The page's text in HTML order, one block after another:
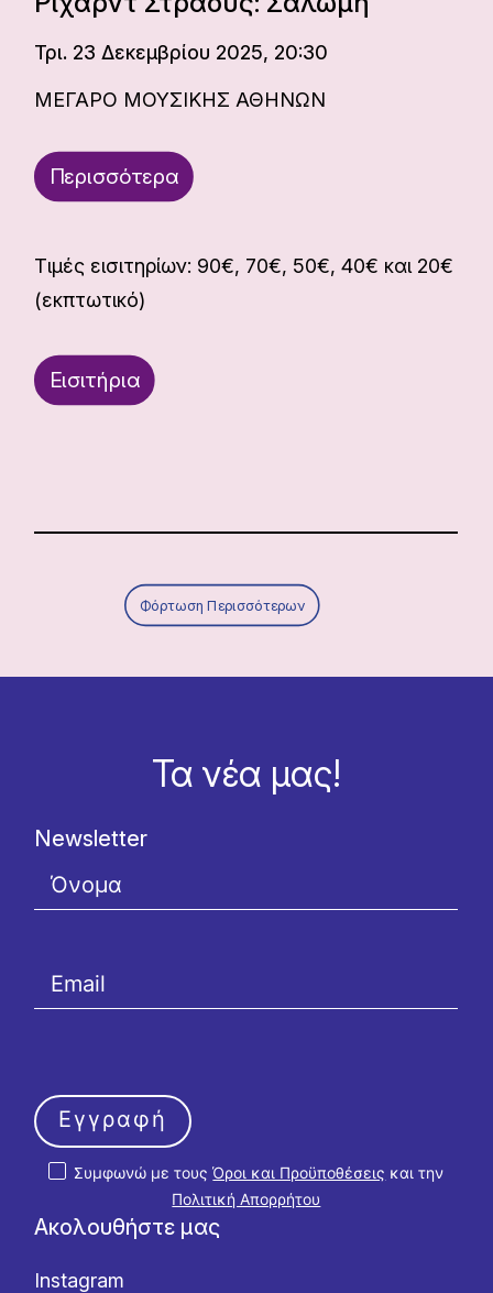
Τρι. 23 Δεκεμβρίου 2025, 20:30
ΜΕΓΑΡΟ ΜΟΥΣΙΚΗΣ ΑΘΗΝΩΝ
Περισσότερα
Τιμές εισιτηρίων: 90€, 70€, 50€, 40€ και 20€
(εκπτωτικό)
Εισιτήρια
Φόρτωση Περισσότερων
Τα νέα μας!
Ακολουθήστε μας
Instagram
Newsletter
Συμφωνώ με τουςΌροι και Προϋποθέσεις και την
Πολιτική Απορρήτου
Εγγραφή